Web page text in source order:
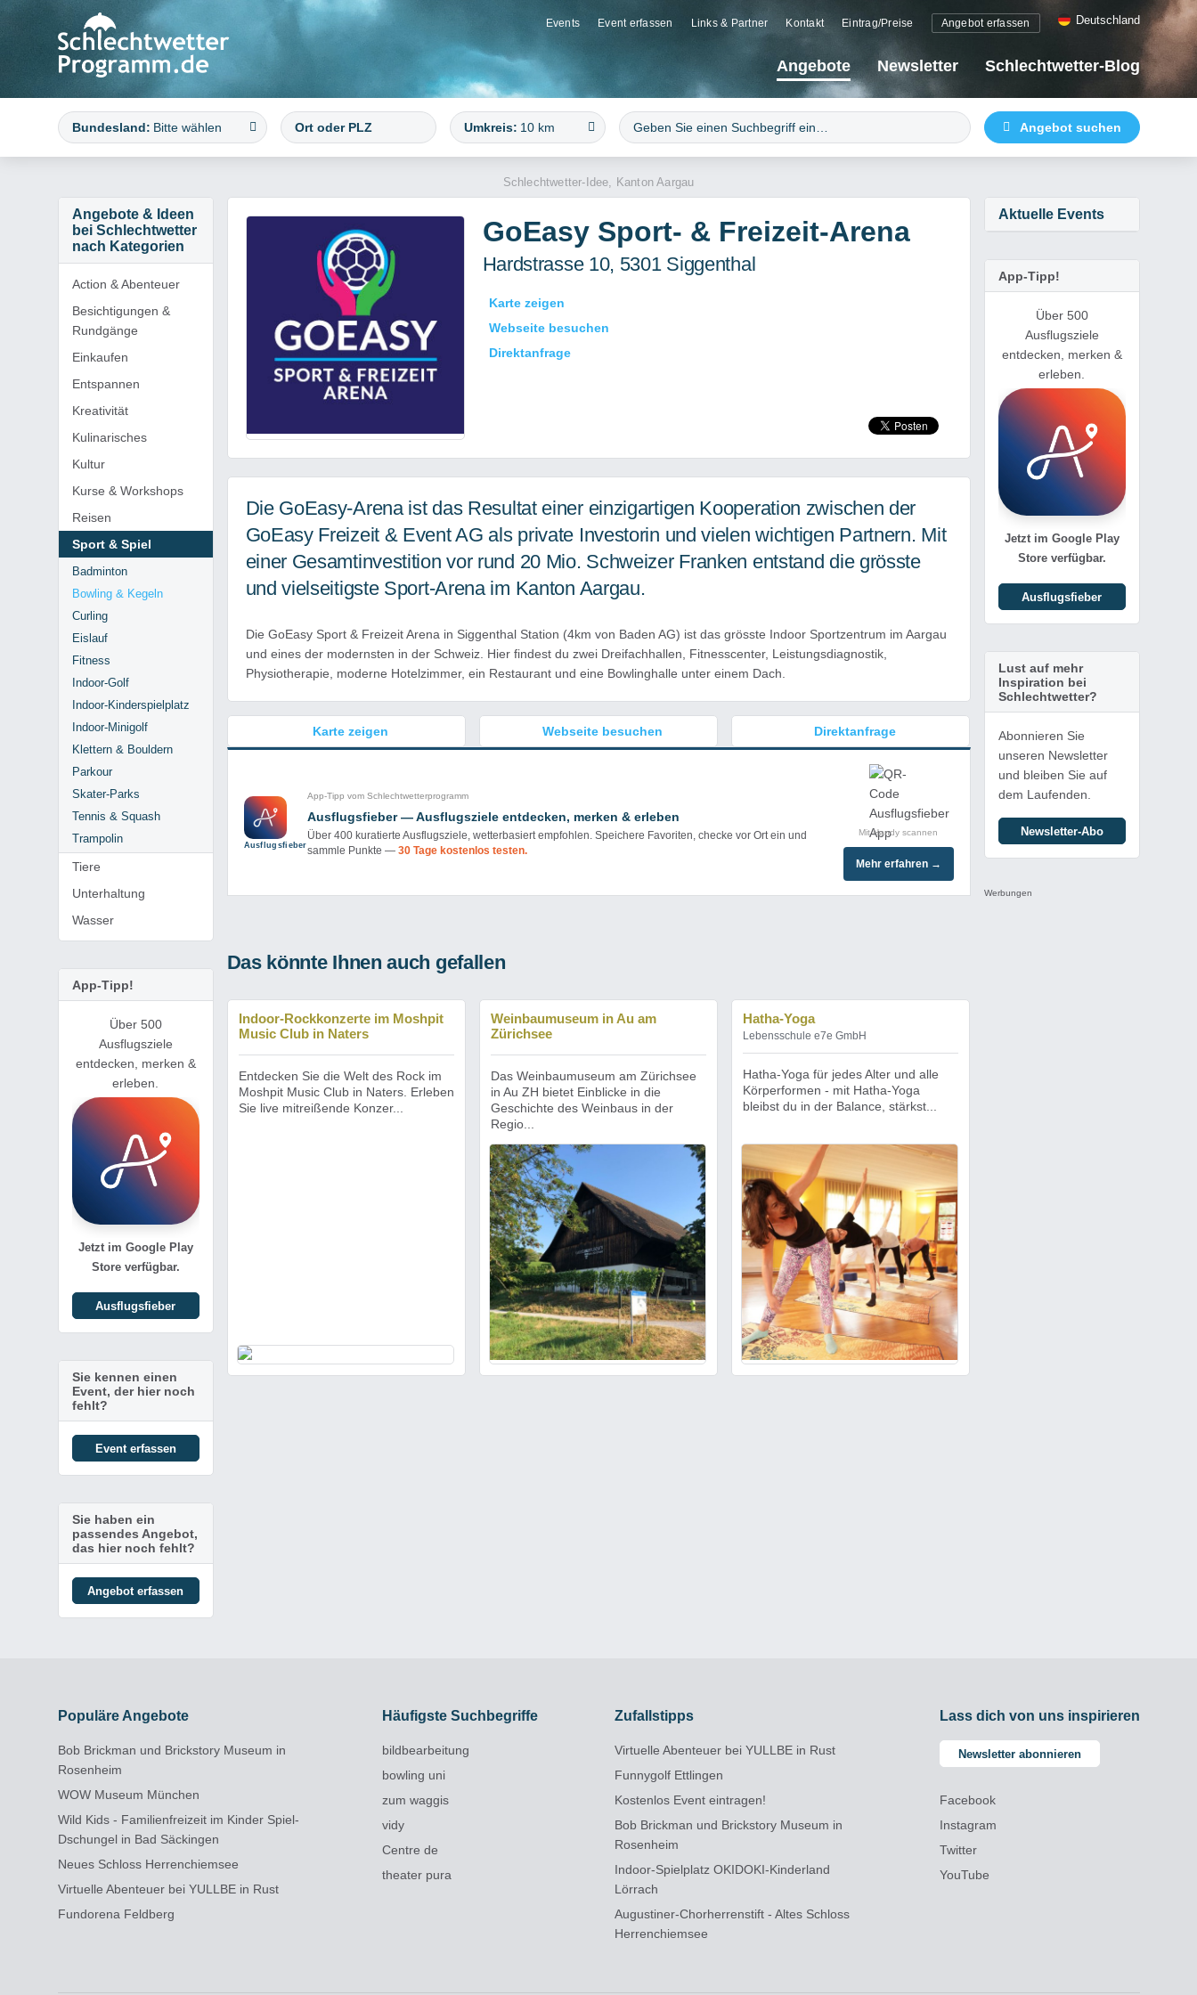
Events Event erfassen Links & Partner Kontakt Eintrag/Preise Angebot erfassen Deutschland
Angebote Newsletter Schlechtwetter-Blog
Bundesland: Bitte wählen Umkreis: 10 km
Angebote & Ideen
bei Schlechtwetter
nach Kategorien
Action & Abenteuer
Besichtigungen &
Rundgänge
Einkaufen
Entspannen
Kreativität
Kulinarisches
Kultur
Kurse & Workshops
Reisen
Sport & Spiel
Badminton
Bowling & Kegeln
Curling
Eislauf
Fitness
Indoor-Golf
Indoor-Kinderspielplatz
Indoor-Minigolf
Klettern & Bouldern
Parkour
Skater-Parks
Tennis & Squash
Trampolin
Tiere
Unterhaltung
Wasser
App-Tipp!
Über 500
Ausflugsziele
entdecken, merken &
erleben.
Jetzt im Google Play
Store verfügbar.
Ausflugsfieber
Sie kennen einen
Event, der hier noch
fehlt?
Event erfassen
Sie haben ein
passendes Angebot,
das hier noch fehlt?
Angebot erfassen
Schlechtwetter-Idee, Kanton Aargau
GoEasy Sport- & Freizeit-Arena
Hardstrasse 10, 5301 Siggenthal
Karte zeigen
Webseite besuchen
Direktanfrage
Die GoEasy-Arena ist das Resultat einer einzigartigen Kooperation zwischen der
GoEasy Freizeit & Event AG als private Investorin und vielen wichtigen Partnern. Mit
einer Gesamtinvestition vor rund 20 Mio. Schweizer Franken entstand die grösste
und vielseitigste Sport-Arena im Kanton Aargau.
Die GoEasy Sport & Freizeit Arena in Siggenthal Station (4km von Baden AG) ist das grösste Indoor Sportzentrum im Aargau
und eines der modernsten in der Schweiz. Hier findest du zwei Dreifachhallen, Fitnesscenter, Leistungsdiagnostik,
Physiotherapie, moderne Hotelzimmer, ein Restaurant und eine Bowlinghalle unter einem Dach.
Karte zeigen Webseite besuchen Direktanfrage
Ausflug­sfieber
App-Tipp vom Schlechtwetterprogramm
Ausflugsfieber — Ausflugsziele entdecken, merken & erleben
Über 400 kuratierte Ausflugsziele, wetterbasiert empfohlen. Speichere Favoriten, checke vor Ort ein und
sammle Punkte — 30 Tage kostenlos testen.
Mit Handy scannen
Mehr erfahren →
Das könnte Ihnen auch gefallen
Indoor-Rockkonzerte im Moshpit
Music Club in Naters
Entdecken Sie die Welt des Rock im
Moshpit Music Club in Naters. Erleben
Sie live mitreißende Konzer...
Weinbaumuseum in Au am
Zürichsee
Das Weinbaumuseum am Zürichsee
in Au ZH bietet Einblicke in die
Geschichte des Weinbaus in der
Regio...
Hatha-Yoga
Lebensschule e7e GmbH
Hatha-Yoga für jedes Alter und alle
Körperformen - mit Hatha-Yoga
bleibst du in der Balance, stärkst...
Aktuelle Events
App-Tipp!
Über 500
Ausflugsziele
entdecken, merken &
erleben.
Jetzt im Google Play
Store verfügbar.
Ausflugsfieber
Lust auf mehr
Inspiration bei
Schlechtwetter?
Abonnieren Sie
unseren Newsletter
und bleiben Sie auf
dem Laufenden.
Newsletter-Abo
Werbungen
Populäre Angebote
Bob Brickman und Brickstory Museum in
Rosenheim
WOW Museum München
Wild Kids - Familienfreizeit im Kinder Spiel-
Dschungel in Bad Säckingen
Neues Schloss Herrenchiemsee
Virtuelle Abenteuer bei YULLBE in Rust
Fundorena Feldberg
Häufigste Suchbegriffe
bildbearbeitung
bowling uni
zum waggis
vidy
Centre de
theater pura
Zufallstipps
Virtuelle Abenteuer bei YULLBE in Rust
Funnygolf Ettlingen
Kostenlos Event eintragen!
Bob Brickman und Brickstory Museum in
Rosenheim
Indoor-Spielplatz OKIDOKI-Kinderland
Lörrach
Augustiner-Chorherrenstift - Altes Schloss
Herrenchiemsee
Lass dich von uns inspirieren
Newsletter abonnieren
Facebook
Instagram
Twitter
YouTube